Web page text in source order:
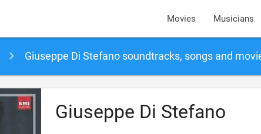
Movies Musicians
Giuseppe Di Stefano soundtracks, songs and
Giuseppe Di Stefano